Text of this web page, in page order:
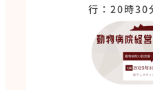
行：20時30